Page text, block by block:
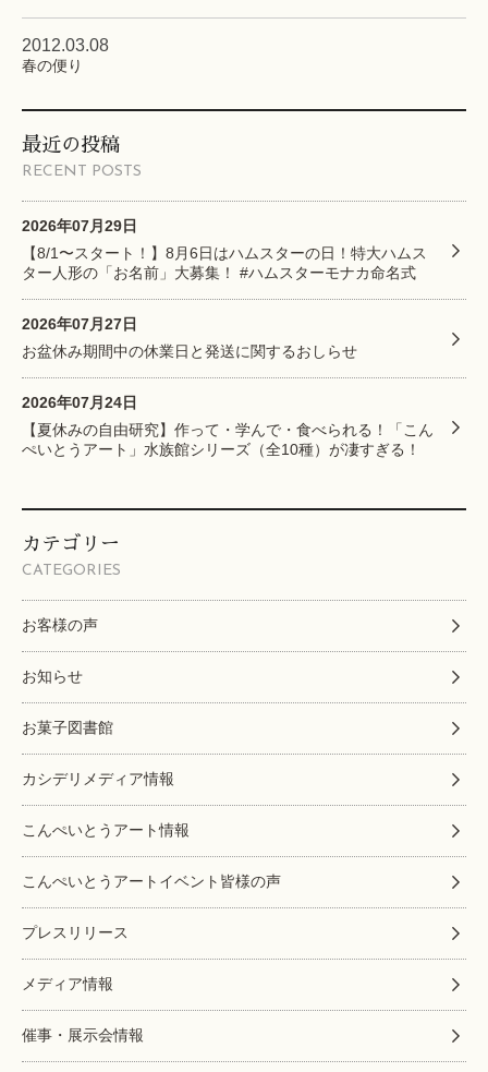
最近の投稿
RECENT POSTS
2026年07月29日
【8/1〜スタート！】8月6日はハムスターの日！特大ハムス
ター人形の「お名前」大募集！ #ハムスターモナカ命名式
2026年07月27日
お盆休み期間中の休業日と発送に関するおしらせ
2026年07月24日
【夏休みの自由研究】作って・学んで・食べられる！「こん
ぺいとうアート」水族館シリーズ（全10種）が凄すぎる！
カテゴリー
CATEGORIES
お客様の声
お知らせ
お菓子図書館
カシデリメディア情報
こんぺいとうアート情報
こんぺいとうアートイベント皆様の声
プレスリリース
メディア情報
催事・展示会情報
2012.03.08
春の便り